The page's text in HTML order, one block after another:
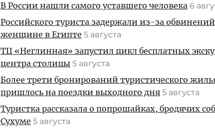
В России нашли самого уставшего человека 6
Российского туриста задержали из-за
женщине в Египте 5 августа
ТЦ «Неглинная» запустил цикл бесплатных
центра столицы 5 августа
Более трети бронирований туристического
пришлось на поездки выходного дня 5 августа
Туристка рассказала о попрошайках, бродячих
Сухуме 5 августа